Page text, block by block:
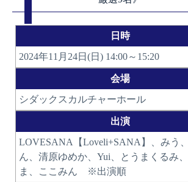
日時
2024年11月24日(日) 14:00～15:20
会場
シダックスカルチャーホール
出演
LOVESANA【Loveli+SANA】、みう
ん、清原ゆめか、Yui、とうまくるみ
ま、ここみん ※出演順